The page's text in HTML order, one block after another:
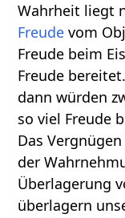
Wahrheit liegt
Freude vom
Freude beim
Freude
dann würden
so viel Freude
Das
der
Überlagerung
überlagern